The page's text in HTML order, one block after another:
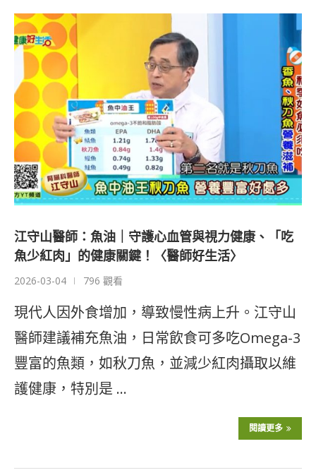
江守山醫師：魚油｜守護心血管與視力健康、「吃
魚少紅肉」的健康關鍵！〈醫師好生活〉
2026-03-04 796 觀看
現代人因外食增加，導致慢性病上升。江守山
醫師建議補充魚油，日常飲食可多吃Omega-3
豐富的魚類，如秋刀魚，並減少紅肉攝取以維
護健康，特別是 …
閱讀更多